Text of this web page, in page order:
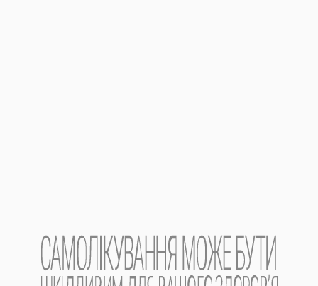
Дата останнього перегляду.
20.01.2021.